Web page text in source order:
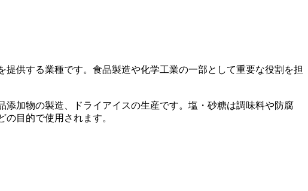
供する業種です。食品製造や化学工業の一部として重要な役割を担
加物の製造、ドライアイスの生産です。塩・砂糖は調味料や防腐
目的で使用されます。